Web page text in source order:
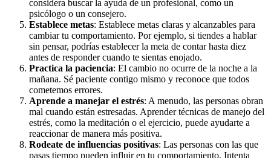
considera buscar la ayuda de un profesional, como un
psicólogo o un consejero.
Establece metas: Establece metas claras y alcanzables para
cambiar tu comportamiento. Por ejemplo, si tiendes a hablar
sin pensar, podrías establecer la meta de contar hasta diez
antes de responder cuando te sientas enojado.
Practica la paciencia: El cambio no ocurre de la noche a la
mañana. Sé paciente contigo mismo y reconoce que todos
cometemos errores.
Aprende a manejar el estrés: A menudo, las personas obran
mal cuando están estresadas. Aprender técnicas de manejo del
estrés, como la meditación o el ejercicio, puede ayudarte a
reaccionar de manera más positiva.
Rodeate de influencias positivas: Las personas con las que
pasas tiempo pueden influir en tu comportamiento. Intenta